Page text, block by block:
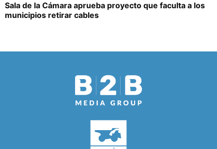
Sala de la Cámara aprueba proyecto que faculta a los
municipios retirar cables